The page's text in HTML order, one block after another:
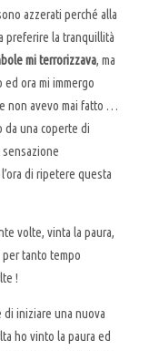
azzerati perché alla
preferire la tranquillità
mi terrorizzava, ma
ora mi immergo
non avevo mai fatto …
da una coperte di
di ripetere questa
volte, vinta la paura,
tanto tempo
!
di iniziare una nuova
ho vinto la paura ed